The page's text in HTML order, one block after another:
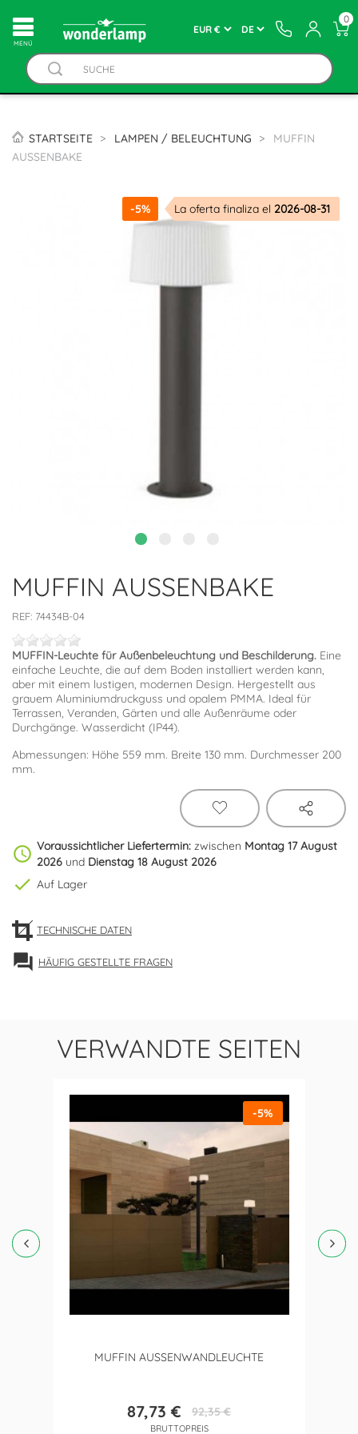
MENÚ
0
STARTSEITE LAMPEN / BELEUCHTUNG
MUFFIN
AUSSENBAKE
-5% La oferta finaliza el 2026-08-31
MUFFIN AUSSENBAKE
REF: 74434B-04
MUFFIN-Leuchte für Außenbeleuchtung und Beschilderung. Eine
einfache Leuchte, die auf dem Boden installiert werden kann,
aber mit einem lustigen, modernen Design. Hergestellt aus
grauem Aluminiumdruckguss und opalem PMMA. Ideal für
Terrassen, Veranden, Gärten und alle Außenräume oder
Durchgänge. Wasserdicht (IP44).
Abmessungen: Höhe 559 mm. Breite 130 mm. Durchmesser 200
mm.
schedule Voraussichtlicher Liefertermin: zwischen Montag 17 August
2026 und Dienstag 18 August 2026
check Auf Lager
TECHNISCHE DATEN
forum HÄUFIG GESTELLTE FRAGEN
VERWANDTE SEITEN
MUFFIN AUSSENWANDLEUCHTE
Preis
87,73 €Verkaufspreis
92,35 €
BRUTTOPREIS
-5%